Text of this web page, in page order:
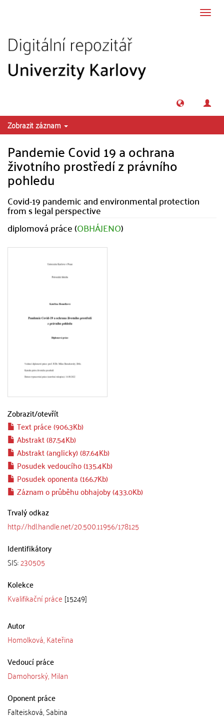
Zobrazit záznam
Pandemie Covid 19 a ochrana
životního prostředí z právního
pohledu
Covid-19 pandemic and environmental protection
from s legal perspective
diplomová práce (OBHÁJENO)
Zobrazit/otevřít
Text práce (906.3Kb)
Abstrakt (87.54Kb)
Abstrakt (anglicky) (87.64Kb)
Posudek vedoucího (135.4Kb)
Posudek oponenta (166.7Kb)
Záznam o průběhu obhajoby (433.0Kb)
Trvalý odkaz
http://hdl.handle.net/20.500.11956/178125
Identifikátory
SIS:230505
Kolekce
Kvalifikační práce [15249]
Autor
Homolková, Kateřina
Vedoucí práce
Damohorský, Milan
Oponent práce
Falteisková, Sabina